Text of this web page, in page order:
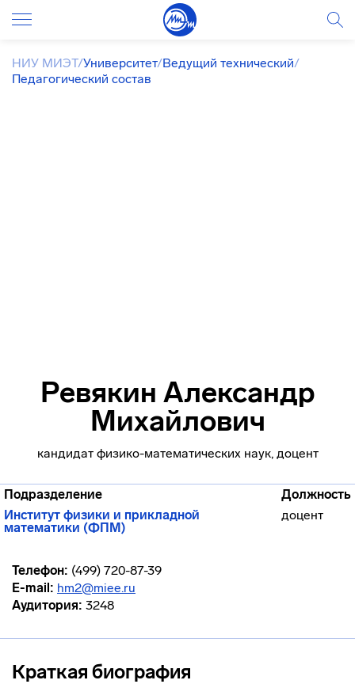
НИУ МИЭТ/Университет/Ведущий технический/
Педагогический состав
Ревякин Александр
Михайлович
кандидат физико-математических наук, доцент
Подразделение
Должность
Институт физики и прикладной
математики (ФПМ)
доцент
Телефон: (499) 720-87-39
E-mail: hm2@miee.ru
Аудитория: 3248
Краткая биография